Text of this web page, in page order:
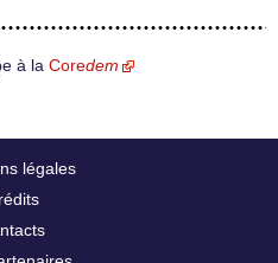
à la Coredem
légales